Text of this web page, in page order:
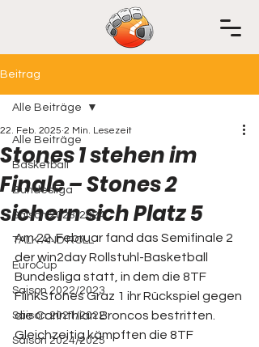
Beitrag
Alle Beiträge
Basketball
Bundesliga
Saison 2023/2024
TALK AND ROLL
EuroCup
Saison 2022/2023
Saison 2021/2022
Saison 2024/2025
Alle Beiträge
Stones 1 stehen im
Finale – Stones 2
sichern sich Platz 5
22. Feb. 2025 2 Min. Lesezeit
Am 22. Februar fand das Semifinale 2
der win2day Rollstuhl-Basketball
Bundesliga statt, in dem die 8TF
FlinkStones Graz 1 ihr Rückspiel gegen
die Carinthian Broncos bestritten.
Gleichzeitig kämpften die 8TF